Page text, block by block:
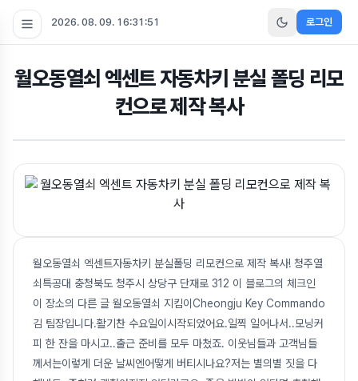
2026. 08. 09. 16:31:52 로그인
월오동열쇠 엑센트 자동차키 분실 폴딩 리모
컨으로 제작 복사
월오동열쇠 엑센트자동차키 분실폴딩 리모컨으로 제작 복사! 청주열
쇠특공대 충청북도 청주시 상당구 단재로 312 이 블로그의 체크인
이 장소의 다른 글 월오동열쇠 지킴이Cheongju Key Commando
김 팀장입니다.활기찬 수요일이시작되었어요.일찍 일어나서..모닝커
피 한 잔을 마시고..출근 준비를 모두 마쳤죠. 이웃님들과 고객님들
께서는이렇게 더운 날씨엔어떻게 버티시나요?저는 별의별 짓을 다